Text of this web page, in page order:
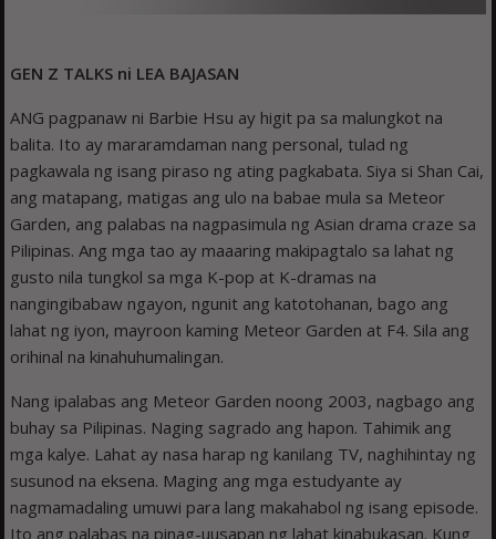
GEN Z TALKS ni LEA BAJASAN
ANG pagpanaw ni Barbie Hsu ay higit pa sa malungkot na
balita. Ito ay mararamdaman nang personal, tulad ng
pagkawala ng isang piraso ng ating pagkabata. Siya si Shan Cai,
ang matapang, matigas ang ulo na babae mula sa Meteor
Garden, ang palabas na nagpasimula ng Asian drama craze sa
Pilipinas. Ang mga tao ay maaaring makipagtalo sa lahat ng
gusto nila tungkol sa mga K-pop at K-dramas na
nangingibabaw ngayon, ngunit ang katotohanan, bago ang
lahat ng iyon, mayroon kaming Meteor Garden at F4. Sila ang
orihinal na kinahuhumalingan.
Nang ipalabas ang Meteor Garden noong 2003, nagbago ang
buhay sa Pilipinas. Naging sagrado ang hapon. Tahimik ang
mga kalye. Lahat ay nasa harap ng kanilang TV, naghihintay ng
susunod na eksena. Maging ang mga estudyante ay
nagmamadaling umuwi para lang makahabol ng isang episode.
Ito ang palabas na pinag-uusapan ng lahat kinabukasan. Kung